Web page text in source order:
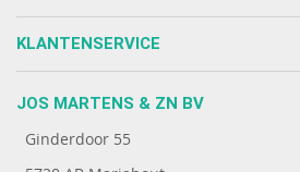
KLANTENSERVICE
JOS MARTENS & ZN BV
Ginderdoor 55